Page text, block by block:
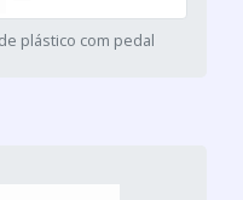
plástico com pedal